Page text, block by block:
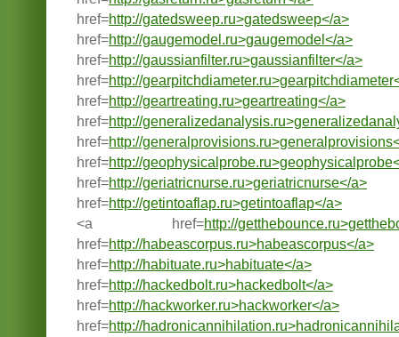
href=http://gatedsweep.ru>gatedsweep</a>
href=http://gaugemodel.ru>gaugemodel</a>
href=http://gaussianfilter.ru>gaussianfilter</a>
href=http://
href=http://geartreating.ru>geartreating</a>
href=http://
href=http://
href=http://
href=http://geriatricnurse.ru>geriatricnurse</a>
href=http://getintoaflap.ru>getintoaflap</a>
<a href=http://
href=http://habeascorpus.ru>habeascorpus</a>
href=http://habituate.ru>habituate</a>
href=http://hackedbolt.ru>hackedbolt</a>
href=http://hackworker.ru>hackworker</a>
href=http://